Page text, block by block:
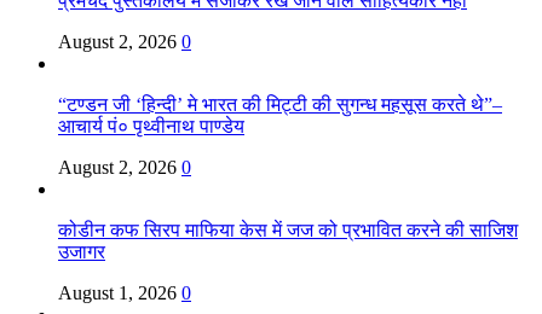
August 2, 2026 0
“टण्डन जी ‘हिन्दी’ मे भारत की मिट्टी की सुगन्ध महसूस करते थे”–
आचार्य पं० पृथ्वीनाथ पाण्डेय
August 2, 2026 0
कोडीन कफ सिरप माफिया केस में जज को प्रभावित करने की साजिश
उजागर
August 1, 2026 0